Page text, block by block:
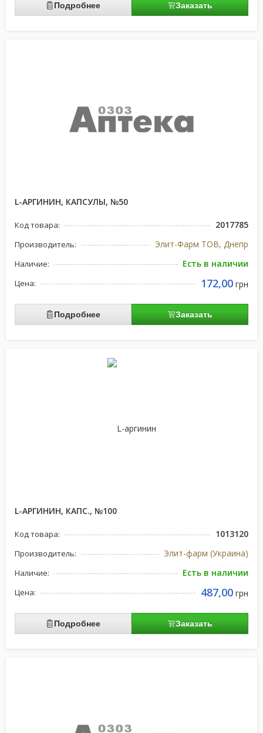
Подробнее Заказать
L-АРГИНИН, КАПСУЛЫ, №50
Код товара: 2017785
Производитель: Элит-Фарм ТОВ, Днепр
Наличие: Есть в наличии
Цена: 172,00 грн
Подробнее Заказать
L-АРГИНИН, КАПС., №100
Код товара: 1013120
Производитель: Элит-фарм (Украина)
Наличие: Есть в наличии
Цена: 487,00 грн
Подробнее Заказать